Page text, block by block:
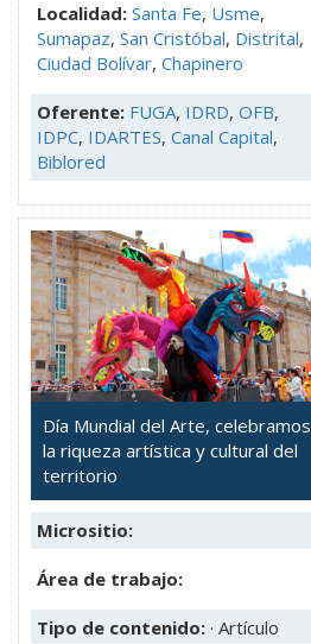
Localidad: Santa Fe, Usme,
Sumapaz, San Cristóbal, Distrital,
Ciudad Bolívar, Chapinero
Oferente: FUGA, IDRD, OFB,
IDPC, IDARTES, Canal Capital,
Biblored
Día Mundial del Arte, celebramos
la riqueza artística y cultural del
territorio
Micrositio:
Área de trabajo:
Tipo de contenido: · Artículo